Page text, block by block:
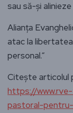
sau să-și
Alianța
atac la libertatea
personal.”
Citește articolul
https://
pastoral-